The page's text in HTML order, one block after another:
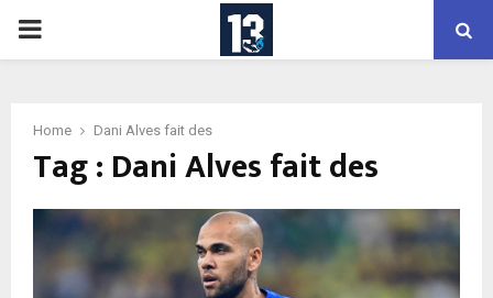
PRIMARY
Home Dani Alves fait des
Tag : Dani Alves fait des